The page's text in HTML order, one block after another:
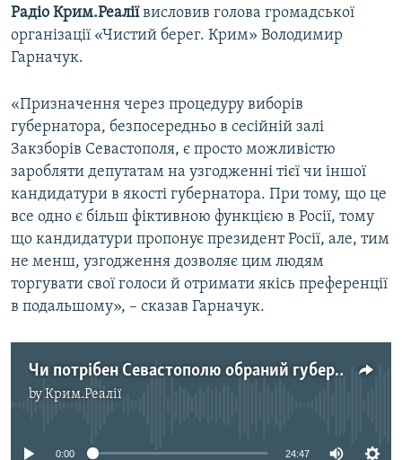
ВСЕ ЗА ДЕНЬ
СПЕЦПРОЕКТИ
ВІДЕОУРОКИ «ELIFBE»
СВІДЧЕННЯ ОКУПАЦІЇ
УКРАЇНСЬКА ПРОБЛЕМА КРИМУ
ІНФОГРАФІКА
Русский
Qırımtatar
ДОЛУЧАЙСЯ!
Усі сайти RFE/RL
Радіо Крим.Реаліївисловив голова громадської
організації «Чистий берег. Крим» Володимир
Гарначук.
«Призначення через процедуру виборів
губернатора, безпосередньо в сесійній залі
Закзборів Севастополя, є просто можливістю
заробляти депутатам на узгодженні тієї чи іншої
кандидатури в якості губернатора. При тому, що це
все одно є більш фіктивною функцією в Росії, тому
що кандидатури пропонує президент Росії, але, тим
не менш, узгодження дозволяє цим людям
торгувати свої голоси й отримати якісь преференції
в подальшому», – сказав Гарначук.
Чи потрібен Севастополю обраний губернатор?
byКрим.Реалії
0:00 24:47